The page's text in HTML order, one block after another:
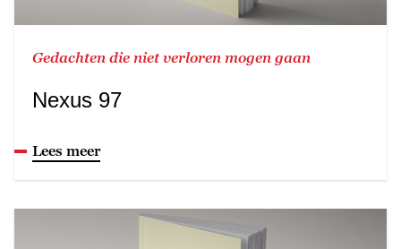
Gedachten die niet verloren mogen gaan
Nexus 97
Lees meer